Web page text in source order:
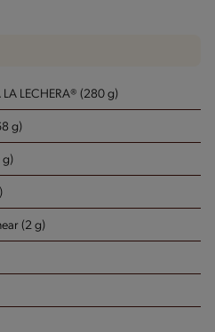
LA LECHERA® (280 g)
g)
g)
(2 g)